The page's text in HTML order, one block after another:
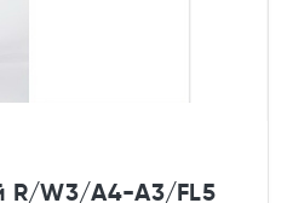
R/W3/A4-А3/FL5